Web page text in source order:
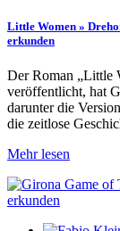
Little Women »
erkunden
Der Roman „Little
veröffentlicht, hat
darunter die
die zeitlose
Mehr lesen